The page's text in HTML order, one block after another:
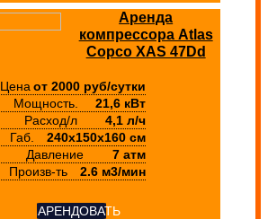
Аренда
компрессора Atlas
Copco XAS 47Dd
Цена от 2000 руб/сутки
Мощность.
21,6 кВт
Расход/л
4,1 л/ч
Габ.
240х150х160 см
Давление
7 атм
Произв-ть
2.6 м3/мин
АРЕНДОВАТЬ